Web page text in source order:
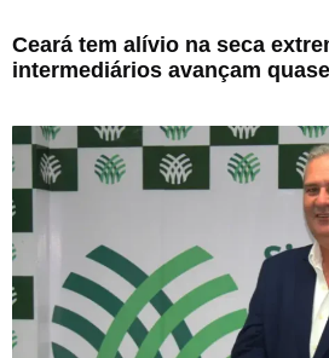
Ceará tem alívio na seca
intermediários avançam